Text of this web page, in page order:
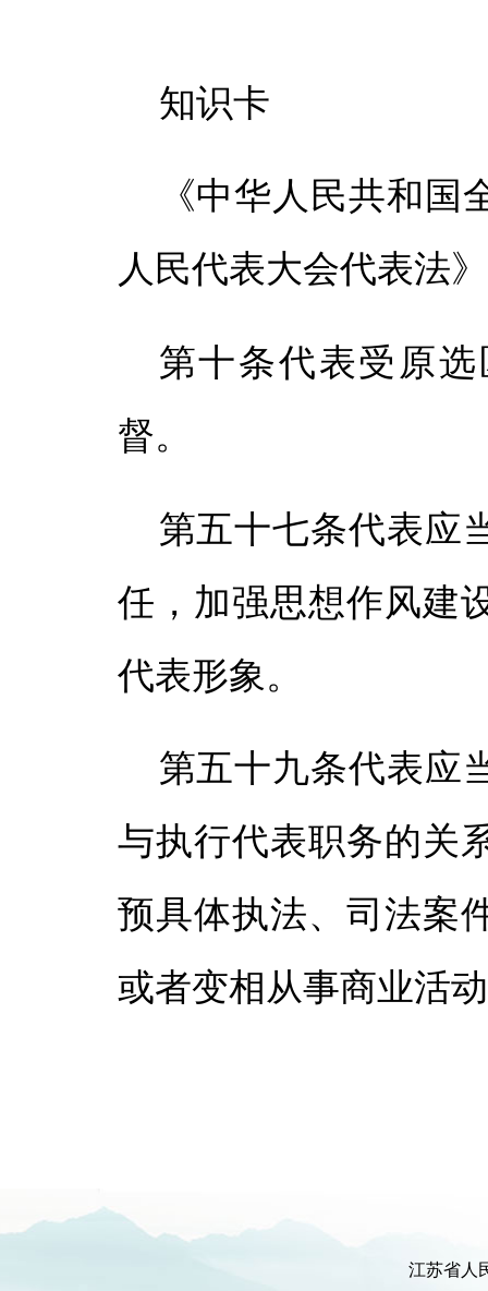
知识卡
《中华人民共和
人民代表大会代表法》
第十条代表受原
督。
第五十七条代表应
任，加强思想作风建
代表形象。
第五十九条代表应
与执行代表职务的关
预具体执法、司法案
或者变相从事商业活
江苏省人